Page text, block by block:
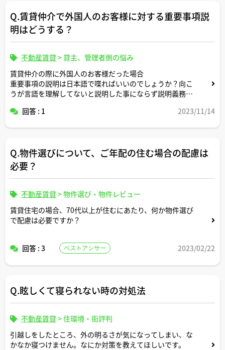
Q.賃貸仲介で外国人のお客様に対する重要事項説
明はどうする？
不動産賃貸 >貸主、管理者側の悩み
賃貸仲介の際に外国人のお客様だった場合
重要事項の説明は日本語で喋ればいいのでしょうか？向こ
うが言語を理解してないと説明した事にならず説明義務違
回答 : 1 2023/11/14
Q.物件選びについて、ご年配の住む場合の配慮は
必要？
不動産賃貸 >物件選び・物件レビュー
賃貸住宅の場合、70代以上が住むにあたり、何か物件選び
で配慮は必要ですか？
回答 : 3 ベストアンサー 2023/02/22
Q.眩しくて寝られない時の対処法
不動産賃貸 >住環境・街評判
引越しをしたところ、外の明るさが気になってしまい、な
かなか寝つけません。なにか対策を教えてほしいです。